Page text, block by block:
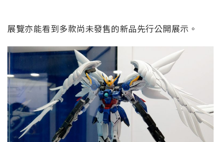
展覽亦能看到多款尚未發售的新品先行公開展示。